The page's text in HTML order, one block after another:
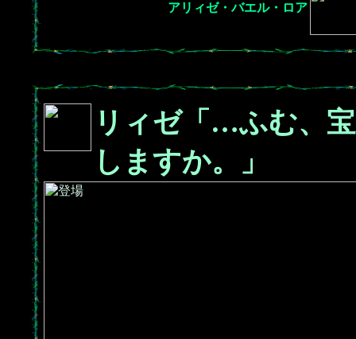
アリィゼ・バエル・ロア
リィゼ「…ふむ、
しますか。」